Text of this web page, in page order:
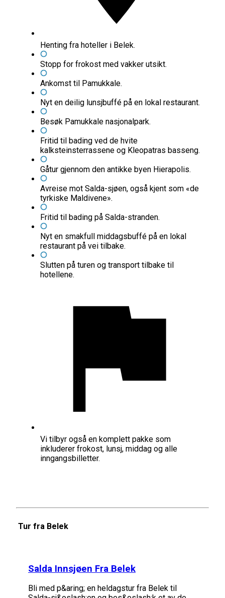
Henting fra hoteller i Belek.
Stopp for frokost med vakker utsikt.
Ankomst til Pamukkale.
Nyt en deilig lunsjbuffé på en lokal restaurant.
Besøk Pamukkale nasjonalpark.
Fritid til bading ved de hvite
kalksteinsterrassene og Kleopatras basseng.
Gåtur gjennom den antikke byen Hierapolis.
Avreise mot Salda-sjøen, også kjent som «de
tyrkiske Maldivene».
Fritid til bading på Salda-stranden.
Nyt en smakfull middagsbuffé på en lokal
restaurant på vei tilbake.
Slutten på turen og transport tilbake til
hotellene.
Vi tilbyr også en komplett pakke som
inkluderer frokost, lunsj, middag og alle
inngangsbilletter.
Tur fra Belek
Salda Innsjøen Fra Belek
Bli med p&aring; en heldagstur fra Belek til